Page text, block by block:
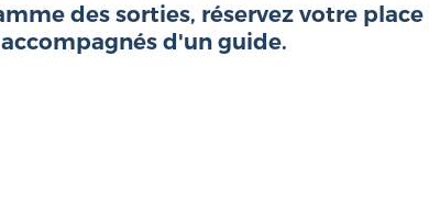
des sorties, réservez votre
d'un guide.